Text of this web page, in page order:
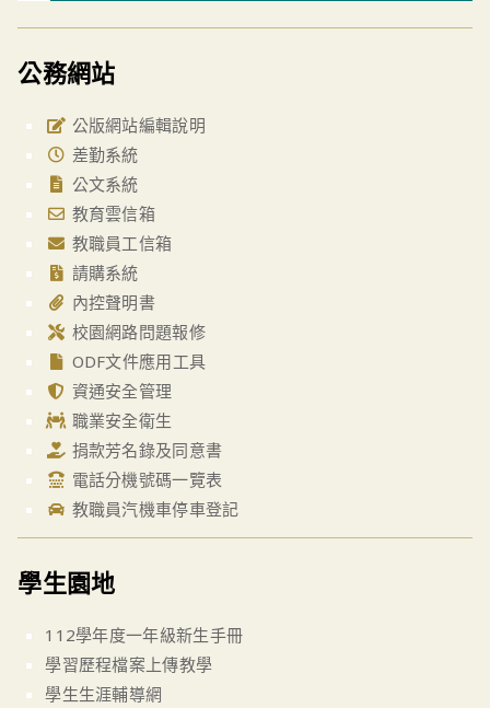
公務網站
公版網站編輯說明
差勤系統
公文系統
教育雲信箱
教職員工信箱
請購系統
內控聲明書
校園網路問題報修
ODF文件應用工具
資通安全管理
職業安全衛生
捐款芳名錄及同意書
電話分機號碼一覽表
教職員汽機車停車登記
學生園地
112學年度一年級新生手冊
學習歷程檔案上傳教學
學生生涯輔導網